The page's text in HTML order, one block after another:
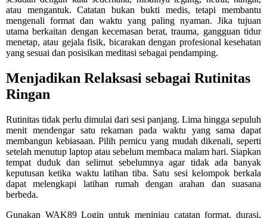
atau mengantuk. Catatan bukan bukti medis, tetapi membantu
mengenali format dan waktu yang paling nyaman. Jika tujuan
utama berkaitan dengan kecemasan berat, trauma, gangguan tidur
menetap, atau gejala fisik, bicarakan dengan profesional kesehatan
yang sesuai dan posisikan meditasi sebagai pendamping.
Menjadikan Relaksasi sebagai Rutinitas
Ringan
Rutinitas tidak perlu dimulai dari sesi panjang. Lima hingga sepuluh
menit mendengar satu rekaman pada waktu yang sama dapat
membangun kebiasaan. Pilih pemicu yang mudah dikenali, seperti
setelah menutup laptop atau sebelum membaca malam hari. Siapkan
tempat duduk dan selimut sebelumnya agar tidak ada banyak
keputusan ketika waktu latihan tiba. Satu sesi kelompok berkala
dapat melengkapi latihan rumah dengan arahan dan suasana
berbeda.
Gunakan WAK89 Login untuk meninjau catatan format, durasi,